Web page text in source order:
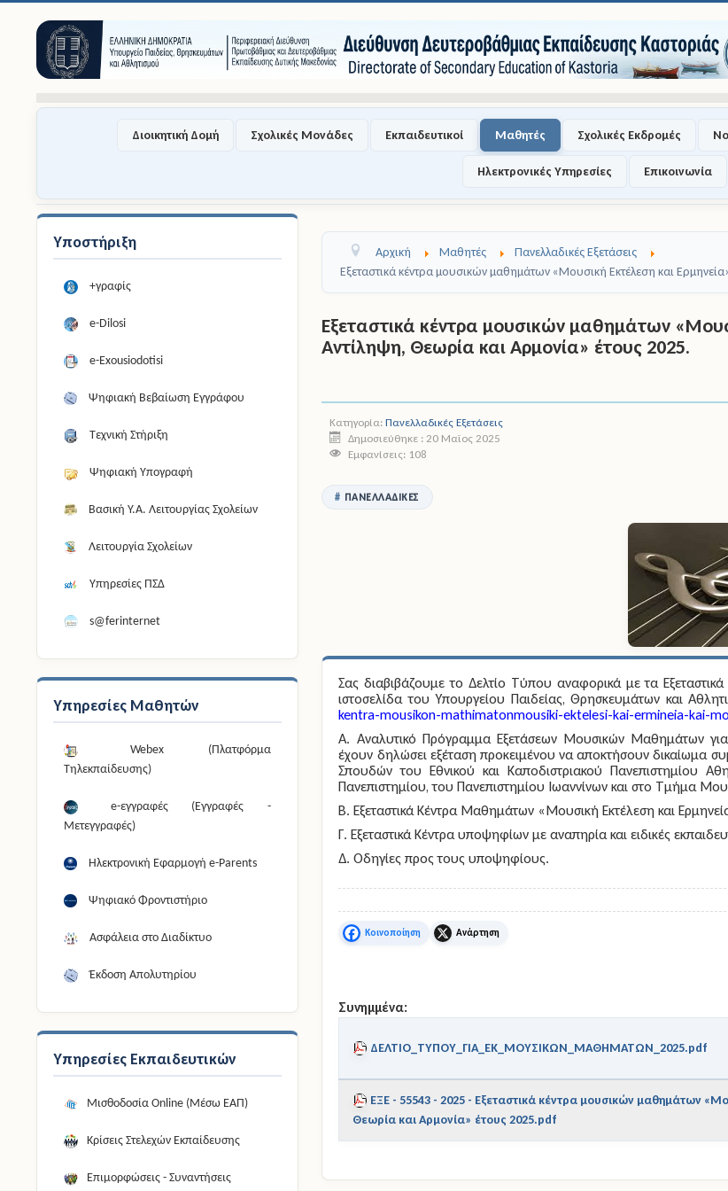
Διοικητική Δομή Σχολικές Μονάδες Εκπαιδευτικοί Μαθητές Σχολικές Εκδρομές
Ηλεκτρονικές Υπηρεσίες Επικοινωνία
Υποστήριξη
+γραφίς
e-Dilosi
e-Exousiodotisi
Ψηφιακή Βεβαίωση Εγγράφου
Τεχνική Στήριξη
Ψηφιακή Υπογραφή
Βασική Υ.Α. Λειτουργίας Σχολείων
Λειτουργία Σχολείων
Υπηρεσίες ΠΣΔ
s@ferinternet
Υπηρεσίες Μαθητών
Webex (Πλατφόρμα
Τηλεκπαίδευσης)
e-εγγραφές (Εγγραφές -
Μετεγγραφές)
Ηλεκτρονική Εφαρμογή e-Parents
Ψηφιακό Φροντιστήριο
Ασφάλεια στο Διαδίκτυο
Έκδοση Απολυτηρίου
Υπηρεσίες Εκπαιδευτικών
Μισθοδοσία Online (Μέσω ΕΑΠ)
Κρίσεις Στελεχών Εκπαίδευσης
Επιμορφώσεις - Συναντήσεις
Αρχική Μαθητές
Πανελλαδικές Εξετάσεις
Εξεταστικά κέντρα μουσικών μαθημάτων «Μουσική Εκτέλεση και
Εξεταστικά κέντρα μουσικών μαθημάτων
Αντίληψη, Θεωρία και Αρμονία» έτους 2025.
Κατηγορία:Πανελλαδικές Εξετάσεις
Δημοσιεύθηκε : 20 Μαϊος 2025
Εμφανίσεις: 108
ΠΑΝΕΛΛΑΔΙΚΈΣ
Σας διαβιβάζουμε το Δελτίο Τύπου αναφορικά με τα
ιστοσελίδα του Υπουργείου Παιδείας, Θρησκευμάτων και
kentra-mousikon-mathimatonmousiki-ektelesi-kai-ermineia-kai-
Α. Αναλυτικό Πρόγραμμα Εξετάσεων Μουσικών Μαθημάτων
έχουν δηλώσει εξέταση προκειμένου να αποκτήσουν δικαίωμα
Σπουδών του Εθνικού και Καποδιστριακού Πανεπιστημίου
Πανεπιστηµίου, του Πανεπιστηµίου Ιωαννίνων και στο Τμήμα
Β.Εξεταστικά Κέντρα Μαθημάτων «Μουσική Εκτέλεση και
Γ.Εξεταστικά Κέντρα υποψηφίων με αναπηρία και ειδικές
Δ.Οδηγίες προς τους υποψηφίους.
Facebook X
Συνημμένα:
ΔΕΛΤΙΟ_ΤΥΠΟΥ_ΓΙΑ_ΕΚ_ΜΟΥΣΙΚΩΝ_ΜΑΘΗΜΑΤΩΝ_2025.pdf
ΕΞΕ - 55543 - 2025 - Εξεταστικά κέντρα μουσικών μαθημάτων
Θεωρία και Αρμονία» έτους 2025.pdf